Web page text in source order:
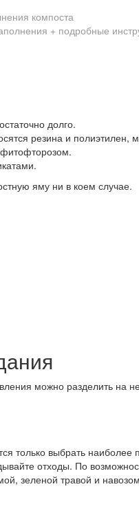
компоста
долго.
резина и полиэтилен,
фитофторозом.
яму ни в коем случае.
можно разделить на
только выбрать
отходы. По
зеленой травой и